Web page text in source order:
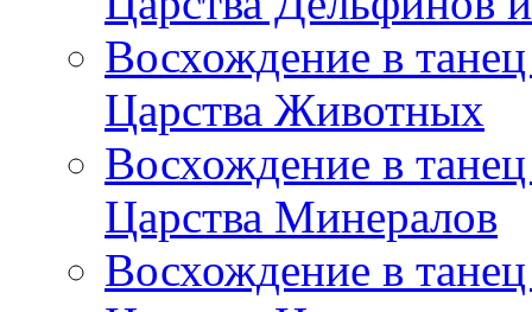
Восхождение в
Царства Животных
Восхождение в
Царства Минералов
Восхождение в